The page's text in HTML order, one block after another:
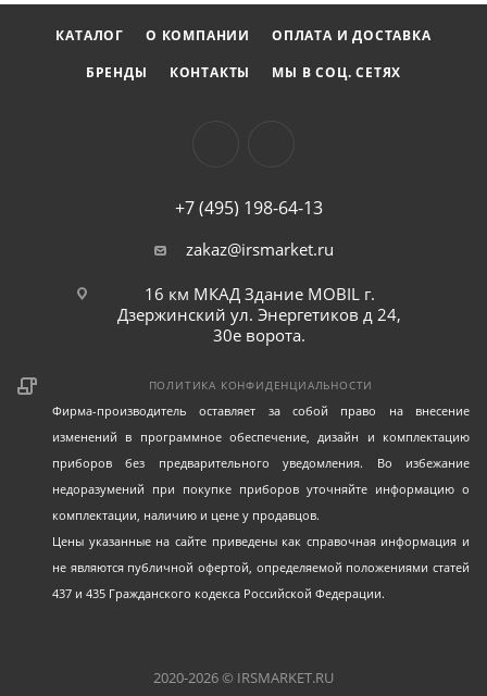
КАТАЛОГ О КОМПАНИИ
ОПЛАТА И ДОСТАВКА
БРЕНДЫ
КОНТАКТЫ МЫ В СОЦ. СЕТЯХ
+7 (495) 198-64-13
zakaz@irsmarket.ru
16 км МКАД Здание MOBIL г.
Дзержинский ул. Энергетиков д 24,
30е ворота.
ПОЛИТИКА КОНФИДЕНЦИАЛЬНОСТИ
Фирма-производитель оставляет за собой право на внесение
изменений в программное обеспечение, дизайн и комплектацию
приборов без предварительного уведомления. Во избежание
недоразумений при покупке приборов уточняйте информацию о
комплектации, наличию и цене у продавцов.
Цены указанные на сайте приведены как справочная информация и
не являются публичной офертой, определяемой положениями статей
437 и 435 Гражданского кодекса Российской Федерации.
2020-2026 © IRSMARKET.RU